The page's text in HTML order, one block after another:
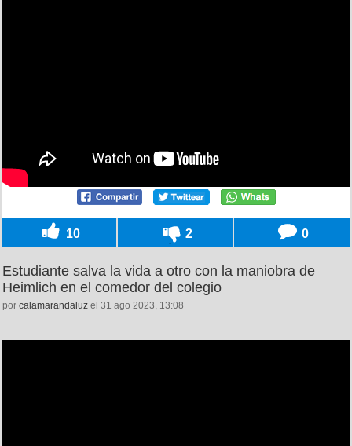
10 2 0
Estudiante salva la vida a otro con la maniobra de
Heimlich en el comedor del colegio
por calamarandaluz el 31 ago 2023, 13:08